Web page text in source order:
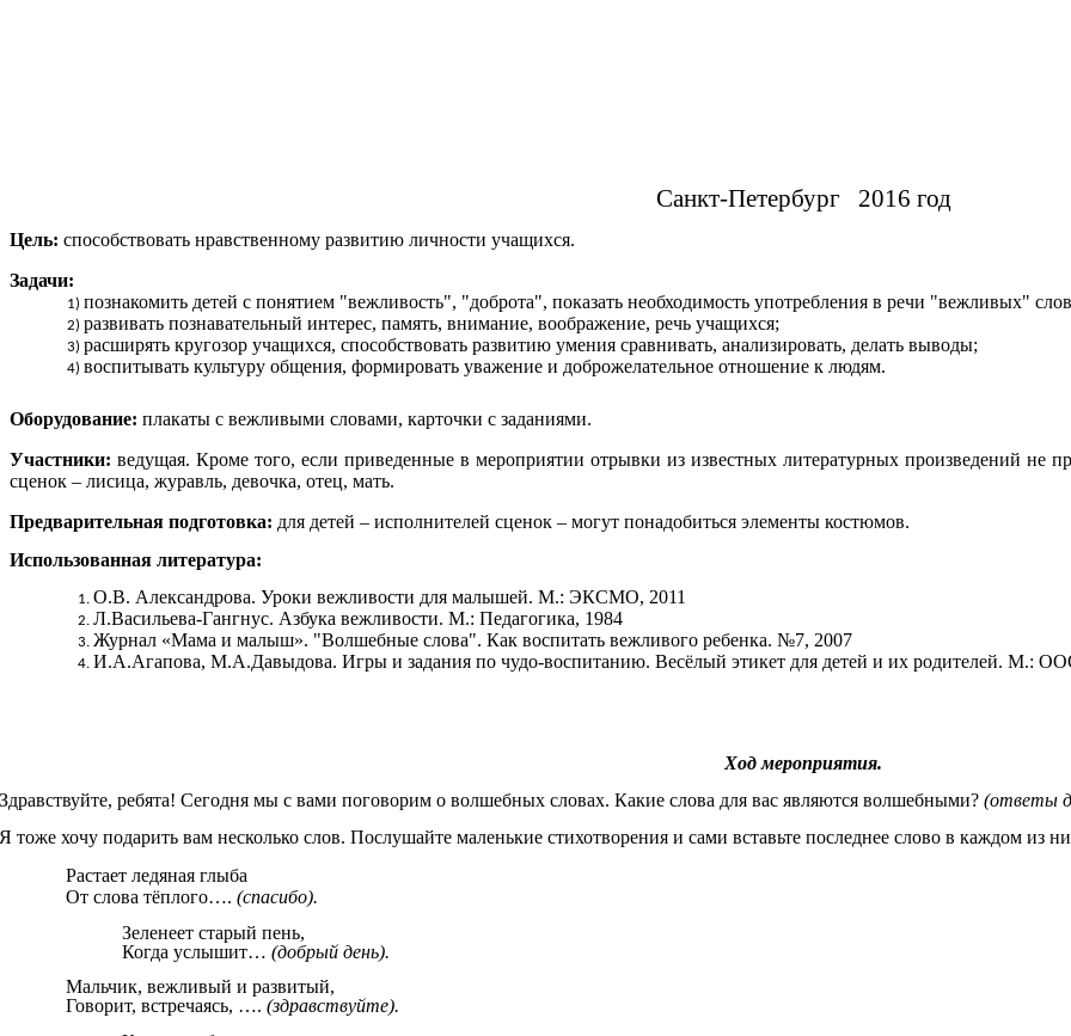
Санкт-Петербург 2016 год
Цель: способствовать нравственному развитию личности учащихся.
Задачи:
познакомить детей с понятием "вежливость", "доброта", показать необходимость употребления в речи "вежливых"
развивать познавательный интерес, память, внимание, воображение, речь учащихся;
расширять кругозор учащихся, способствовать развитию умения сравнивать, анализировать, делать выводы;
воспитывать культуру общения, формировать уважение и доброжелательное отношение к людям.
Оборудование: плакаты с вежливыми словами, карточки с заданиями.
Участники: ведущая. Кроме того, если приведенные в мероприятии отрывки из известных литературных произведений не
сценок – лисица, журавль, девочка, отец, мать.
Предварительная подготовка: для детей – исполнителей сценок – могут понадобиться элементы костюмов.
Использованная литература:
О.В. Александрова. Уроки вежливости для малышей. М.: ЭКСМО, 2011
Л.Васильева-Гангнус. Азбука вежливости. М.: Педагогика, 1984
Журнал «Мама и малыш». "Волшебные слова". Как воспитать вежливого ребенка. №7, 2007
И.А.Агапова, М.А.Давыдова. Игры и задания по чудо-воспитанию. Весёлый этикет для детей и их родителей. М.:
Ход мероприятия.
ребята! Сегодня мы с вами поговорим о волшебных словах. Какие слова для вас являются волшебными? (ответы
тоже хочу подарить вам несколько слов. Послушайте маленькие стихотворения и сами вставьте последнее слово в каждом из
Растает ледяная глыба
От слова тёплого….(спасибо).
Зеленеет старый пень,
Когда услышит…(добрый день).
Мальчик, вежливый и развитый,
Говорит, встречаясь, ….(здравствуйте).